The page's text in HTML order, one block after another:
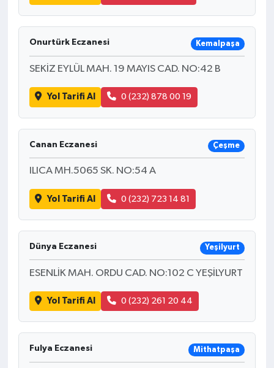
Onurtürk Eczanesi Kemalpaşa
SEKİZ EYLÜL MAH. 19 MAYIS CAD. NO:42 B
Yol Tarifi Al 0 (232) 878 00 19
Canan Eczanesi Çeşme
ILICA MH.5065 SK. NO:54 A
Yol Tarifi Al 0 (232) 723 14 81
Dünya Eczanesi Yeşilyurt
ESENLİK MAH. ORDU CAD. NO:102 C YEŞİLYURT
Yol Tarifi Al 0 (232) 261 20 44
Fulya Eczanesi Mithatpaşa